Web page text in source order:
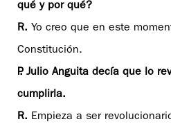
qué y por qué?
R. Yo creo que en este
Constitución.
P. Julio Anguita decía que lo
cumplirla.
R. Empieza a ser